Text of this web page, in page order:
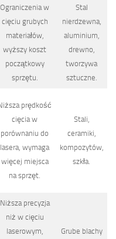
Ograniczenia w
cięciu grubych
materiałów,
wyższy koszt
początkowy
sprzętu.
Stal
nierdzewna,
aluminium,
drewno,
tworzywa
sztuczne.
prędkość
cięcia w
porównaniu do
lasera, wymaga
więcej miejsca
na sprzęt.
Stali,
ceramiki,
kompozytów,
szkła.
Niższa precyzja
niż w cięciu
laserowym,
Grube blachy